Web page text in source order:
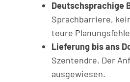
Deutschsprachige
Sprachbarriere,
teure
Lieferung bis ans
Szentendre. Der
ausgewiesen.